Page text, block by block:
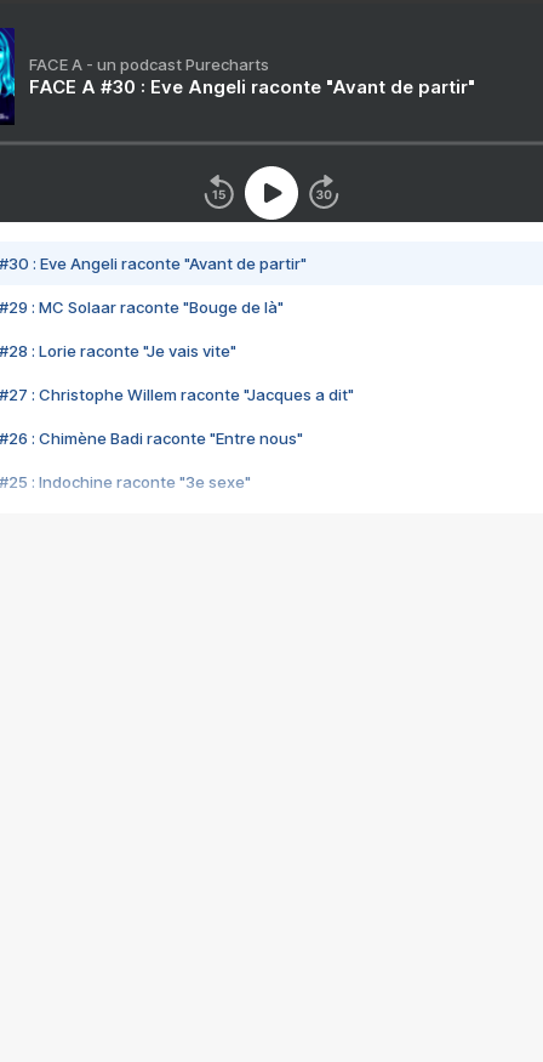
FACE A - un podcast Purecharts
FACE A #30 : Eve Angeli raconte "Avant de partir"
#30 : Eve Angeli raconte "Avant de partir"
#29 : MC Solaar raconte "Bouge de là"
#28 : Lorie raconte "Je vais vite"
#27 : Christophe Willem raconte "Jacques a dit"
#26 : Chimène Badi raconte "Entre nous"
#25 : Indochine raconte "3e sexe"